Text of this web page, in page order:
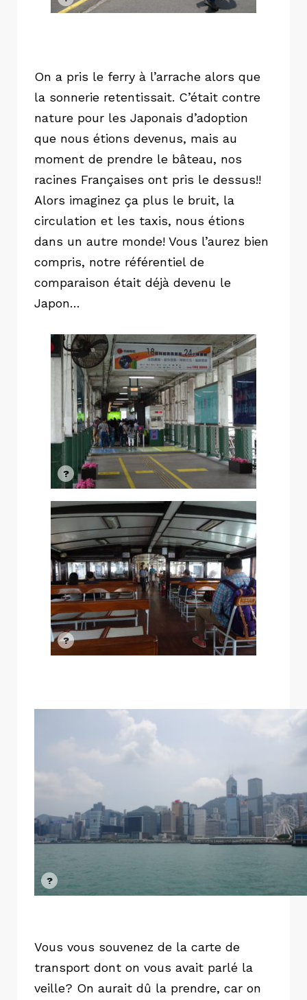
On a pris le ferry à l’arrache alors que
la sonnerie retentissait. C’était contre
nature pour les Japonais d’adoption
que nous étions devenus, mais au
moment de prendre le bâteau, nos
racines Françaises ont pris le dessus!!
Alors imaginez ça plus le bruit, la
circulation et les taxis, nous étions
dans un autre monde! Vous l’aurez bien
compris, notre référentiel de
comparaison était déjà devenu le
Japon…
Vous vous souvenez de la carte de
transport dont on vous avait parlé la
veille? On aurait dû la prendre, car on